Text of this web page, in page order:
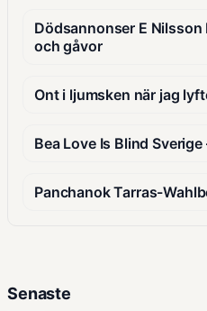
Dödsannonser E
och gåvor
Ont i ljumsken när jag
Bea Love Is Blind
Panchanok Tarras-
Senaste